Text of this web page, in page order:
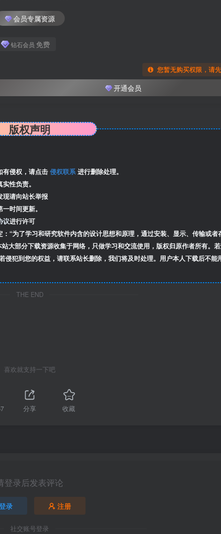
会员专属资源
钻石会员 免费
您暂无购买权限，请
开通会员
版权声明
有侵权，请点击 侵权联系 进行删除处理。
性负责。
现请向站长举报
时间更新。
议进行许可
“为了学习和研究软件内含的设计思想和原理，通过安装、显示、传输或者
大部分下载资源收集于网络，只做学习和交流使用，版权归原作者所有。
犯到您的权益，请联系站长删除，我们将及时处理。用户本人下载后不能
THE END
喜欢就支持一下吧
分享 收藏
登录后发表评论
录 注册
社交账号登录